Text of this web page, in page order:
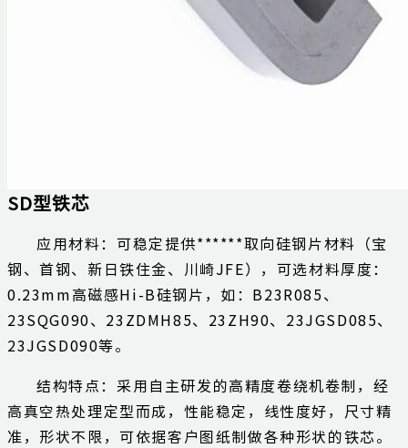
SD型铁芯
应用材料：可稳定提供******取向硅钢片材料（宝
钢、首钢、新日铁住金、川崎JFE），可选材料厚度：
0.23mm高磁感Hi-B硅钢片，如：B23R085、
23SQG090、23ZDMH85、23ZH90、23JGSD085、
23JGSD090等。
结构特点：采用自主研发的高精度卷绕机卷制，经
高真空热处理定型而成，性能稳定，线性度好，尺寸精
准，形状不限，可依据客户图纸制做各种形状的铁芯。